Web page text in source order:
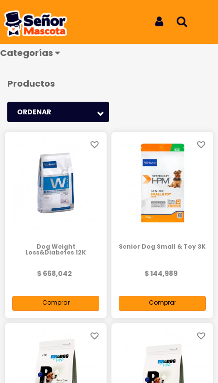
Categorías
Alimentos
Productos
ORDENAR
Dog Weight
Loss&Diabetes 12K
$ 668,042
Comprar
Senior Dog Small & Toy 3K
$ 144,989
Comprar